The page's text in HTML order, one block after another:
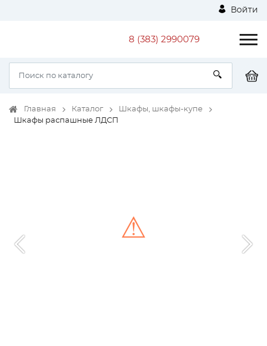
Войти
8 (383) 2990079
Главная Каталог
Шкафы, шкафы-купе
Шкафы распашные ЛДСП
⚠